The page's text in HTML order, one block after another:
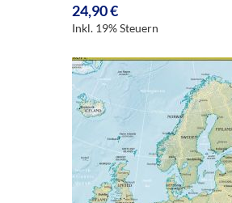
24,90 €
Inkl. 19% Steuern